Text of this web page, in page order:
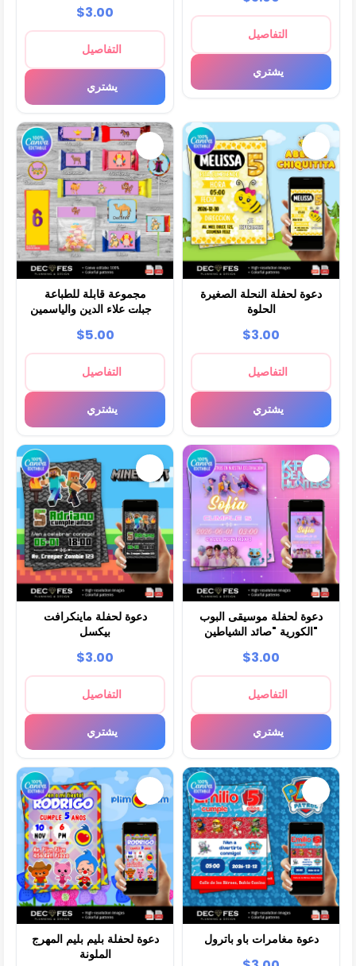
$3.00
التفاصيل
يشتري
التفاصيل
يشتري
مجموعة قابلة للطباعة
لوجبات علاء الدين والياسمين
$5.00
التفاصيل
يشتري
دعوة لحفلة النحلة الصغيرة
الحلوة
$3.00
التفاصيل
يشتري
دعوة لحفلة ماينكرافت
بيكسل
$3.00
التفاصيل
يشتري
دعوة لحفلة موسيقى البوب
الكورية "صائد الشياطين"
$3.00
التفاصيل
يشتري
دعوة لحفلة بليم بليم المهرج
الملونة
دعوة مغامرات باو باترول